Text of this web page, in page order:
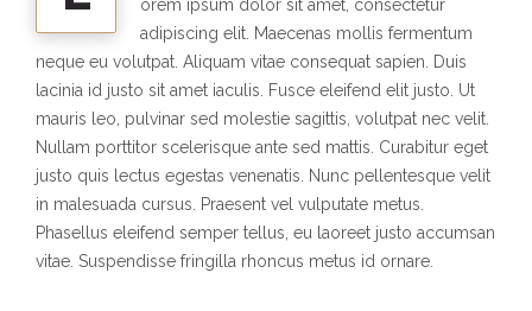
orem ipsum dolor sit amet, consectetur
adipiscing elit. Maecenas mollis fermentum
neque eu volutpat. Aliquam vitae consequat sapien. Duis
lacinia id justo sit amet iaculis. Fusce eleifend elit justo. Ut
mauris leo, pulvinar sed molestie sagittis, volutpat nec velit.
Nullam porttitor scelerisque ante sed mattis. Curabitur eget
justo quis lectus egestas venenatis. Nunc pellentesque velit
in malesuada cursus. Praesent vel vulputate metus.
Phasellus eleifend semper tellus, eu laoreet justo accumsan
vitae. Suspendisse fringilla rhoncus metus id ornare.